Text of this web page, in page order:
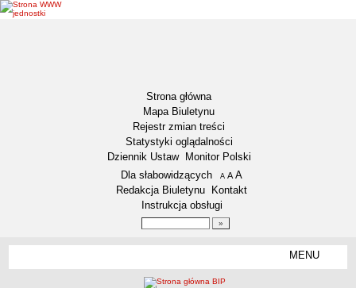
Strona główna
Mapa Biuletynu
Rejestr zmian treści
Statystyki oglądalności
Dziennik Ustaw
Monitor Polski
Menu dodatkowe
Dla słabowidzących A pomniejsz czcionkę
A standardowy rozmiar czcionki
A
Redakcja Biuletynu
Kontakt
Instrukcja obsługi
MENU